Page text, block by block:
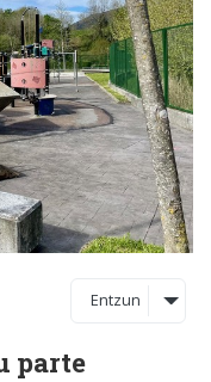
Entzun
parte